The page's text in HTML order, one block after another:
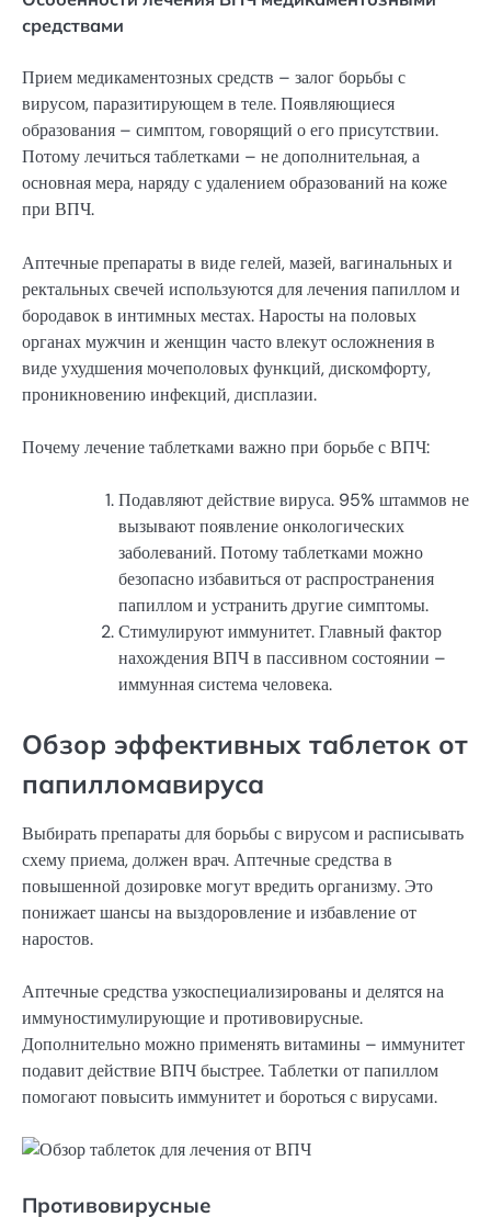
средствами
Прием медикаментозных средств – залог борьбы с
вирусом, паразитирующем в теле. Появляющиеся
образования – симптом, говорящий о его присутствии.
Потому лечиться таблетками – не дополнительная, а
основная мера, наряду с удалением образований на коже
при ВПЧ.
Аптечные препараты в виде гелей, мазей, вагинальных и
ректальных свечей используются для лечения папиллом и
бородавок в интимных местах. Наросты на половых
органах мужчин и женщин часто влекут осложнения в
виде ухудшения мочеполовых функций, дискомфорту,
проникновению инфекций, дисплазии.
Почему лечение таблетками важно при борьбе с ВПЧ:
Подавляют действие вируса. 95% штаммов не
вызывают появление онкологических
заболеваний. Потому таблетками можно
безопасно избавиться от распространения
папиллом и устранить другие симптомы.
Стимулируют иммунитет. Главный фактор
нахождения ВПЧ в пассивном состоянии –
иммунная система человека.
Обзор эффективных таблеток от
папилломавируса
Выбирать препараты для борьбы с вирусом и расписывать
схему приема, должен врач. Аптечные средства в
повышенной дозировке могут вредить организму. Это
понижает шансы на выздоровление и избавление от
наростов.
Аптечные средства узкоспециализированы и делятся на
иммуностимулирующие и противовирусные.
Дополнительно можно применять витамины – иммунитет
подавит действие ВПЧ быстрее. Таблетки от папиллом
помогают повысить иммунитет и бороться с вирусами.
Противовирусные